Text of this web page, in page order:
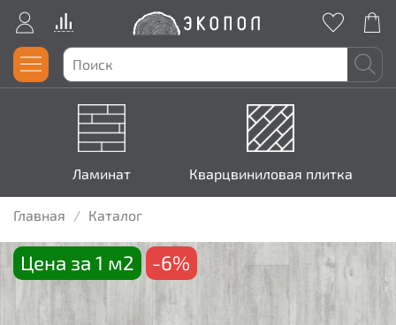
Ламинат Кварцвиниловая плитка
Главная Каталог
Цена за 1 м2 -6%